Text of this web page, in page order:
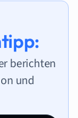
berichten
und